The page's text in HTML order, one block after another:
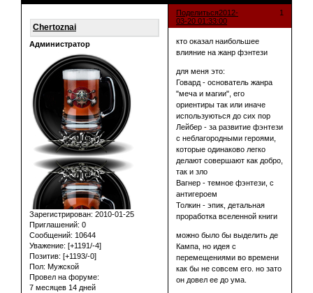
Поделиться 1
2012-
03-20 01:33:00
Chertoznai
Администратор
Зарегистрирован: 2010-01-25
Приглашений: 0
Сообщений: 10644
Уважение: [+1191/-4]
Позитив: [+1193/-0]
Пол: Мужской
Провел на форуме:
7 месяцев 14 дней
кто оказал наибольшее
влияние на жанр фэнтези
для меня это:
Говард - основатель жанра
"меча и магии", его
ориентиры так или иначе
используються до сих пор
Лейбер - за развитие фэнтези
с неблагородными героями,
которые одинаково легко
делают совершают как добро,
так и зло
Вагнер - темное фэнтези, с
антигероем
Толкин - эпик, детальная
проработка вселенной книги
можно было бы выделить де
Кампа, но идея с
перемещениями во времени
как бы не совсем его. но зато
он довел ее до ума.